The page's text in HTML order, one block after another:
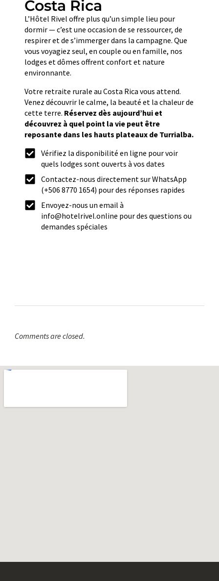
Costa Rica
L’Hôtel Rivel offre plus qu’un simple lieu pour
dormir — c’est une occasion de se ressourcer, de
respirer et de s’immerger dans la campagne. Que
vous voyagiez seul, en couple ou en famille, nos
lodges et dômes offrent confort et nature
environnante.
Votre retraite rurale au Costa Rica vous attend.
Venez découvrir le calme, la beauté et la chaleur de
cette terre. Réservez dès aujourd’hui et
découvrez à quel point la vie peut être
reposante dans les hauts plateaux de Turrialba.
Vérifiez la disponibilité en ligne pour voir
quels lodges sont ouverts à vos dates
Contactez-nous directement sur WhatsApp
(+506 8770 1654) pour des réponses rapides
Envoyez-nous un email à
info@hotelrivel.online pour des questions ou
demandes spéciales
Comments are closed.